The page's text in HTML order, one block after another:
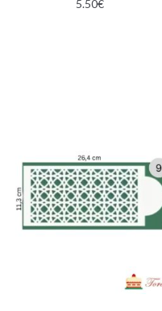
5.50€